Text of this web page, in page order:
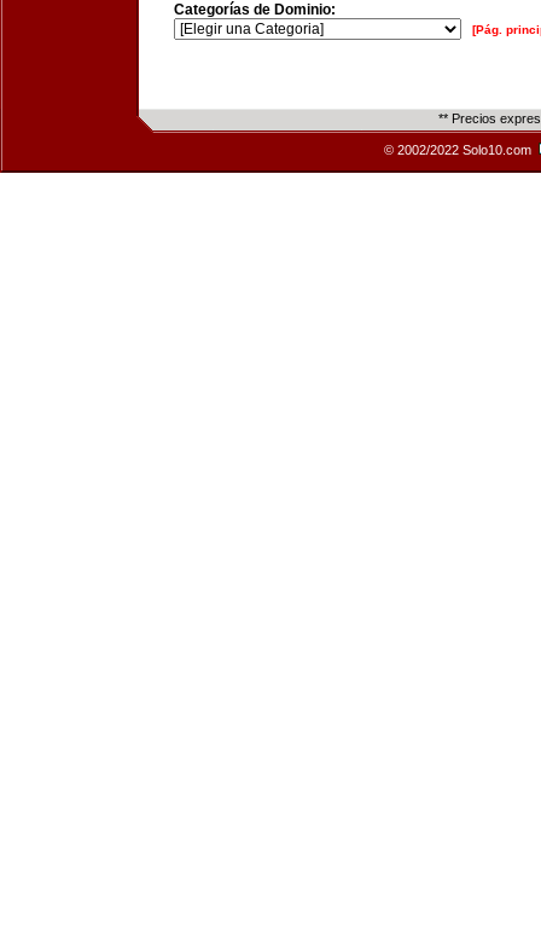
Categorías de Dominio:
[Pág.
** Precios
© 2002/2022 Solo10.com